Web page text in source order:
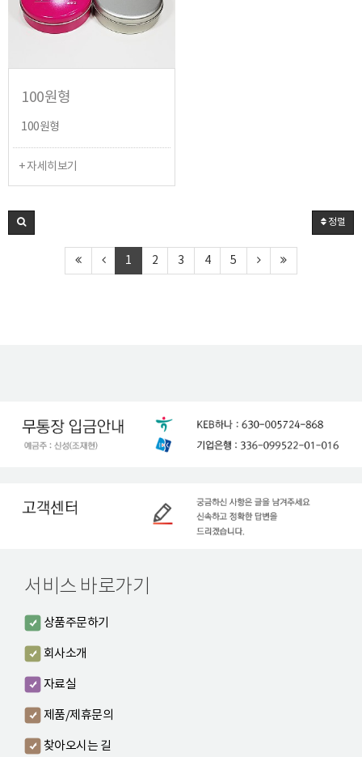
100원형
100원형
+ 자세히보기
정렬
1 2 3 4 5
서비스 바로가기
상품주문하기
회사소개
자료실
제품/제휴문의
찾아오시는 길